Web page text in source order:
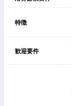
特徴
歓迎要件